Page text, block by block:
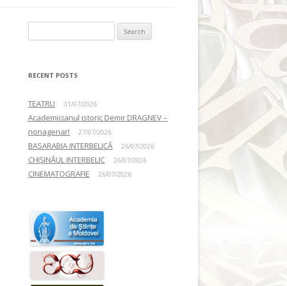
RECENT POSTS
TEATRU 31/07/2026
Academicianul istoric Demir DRAGNEV –
nonagenar!
27/07/2026
BASARABIA INTERBELICĂ 26/07/2026
CHIȘINĂUL INTERBELIC 26/07/2026
CINEMATOGRAFIE 26/07/2026